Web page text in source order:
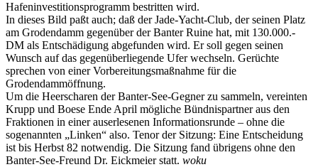
Hafeninvestitionsprogramm bestritten wird.
In dieses Bild paßt auch; daß der Jade-Yacht-Club, der seinen Platz
am Grodendamm gegenüber der Banter Ruine hat, mit 130.000.-
DM als Entschädigung abgefunden wird. Er soll gegen seinen
Wunsch auf das gegenüberliegende Ufer wechseln. Gerüchte
sprechen von einer Vorbereitungsmaßnahme für die
Grodendammöffnung.
Um die Heerscharen der Banter-See-Gegner zu sammeln, vereinten
Krupp und Boese Ende April mögliche Bündnispartner aus den
Fraktionen in einer auserlesenen Informationsrunde – ohne die
sogenannten „Linken“ also. Tenor der Sitzung: Eine Entscheidung
ist bis Herbst 82 notwendig. Die Sitzung fand übrigens ohne den
Banter-See-Freund Dr. Eickmeier statt. woku